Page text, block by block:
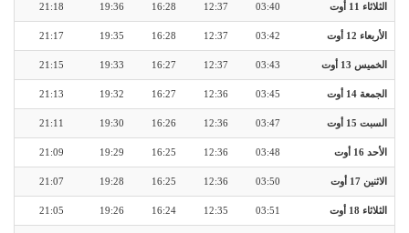
الثلاثاء 11 أوت 03:40
12:37
16:28
19:36
21:18
الأربعاء 12 أوت 03:42
12:37
16:28
19:35
21:17
الخميس 13 أوت 03:43
12:37
16:27
19:33
21:15
الجمعة 14 أوت 03:45
12:36
16:27
19:32
21:13
السبت 15 أوت 03:47
12:36
16:26
19:30
21:11
الأحد 16 أوت 03:48
12:36
16:25
19:29
21:09
الاثنين 17 أوت 03:50
12:36
16:25
19:28
21:07
الثلاثاء 18 أوت 03:51
12:35
16:24
19:26
21:05